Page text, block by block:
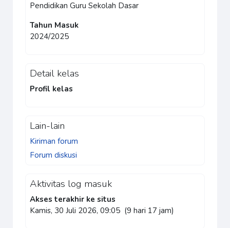
Pendidikan Guru Sekolah Dasar
Tahun Masuk
2024/2025
Detail kelas
Profil kelas
Lain-lain
Kiriman forum
Forum diskusi
Aktivitas log masuk
Akses terakhir ke situs
Kamis, 30 Juli 2026, 09:05 (9 hari 17 jam)